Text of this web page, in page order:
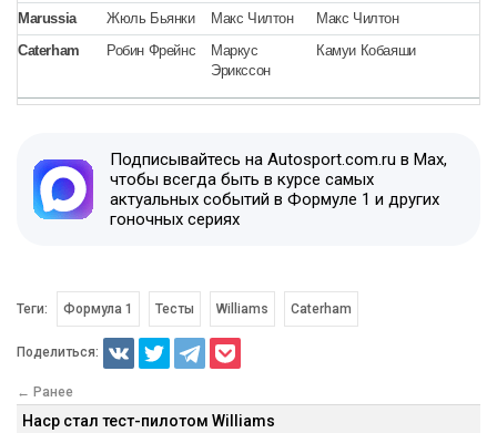
Marussia
Жюль Бьянки Макс Чилтон Макс Чилтон
Caterham
Робин Фрейнс
Маркус
Эрикссон
Камуи Кобаяши
Подписывайтесь на Autosport.com.ru в Max,
чтобы всегда быть в курсе самых
актуальных событий в Формуле 1 и других
гоночных сериях
Теги: Формула 1 Тесты Williams Caterham
Поделиться:
← Ранее
Наср стал тест-пилотом Williams